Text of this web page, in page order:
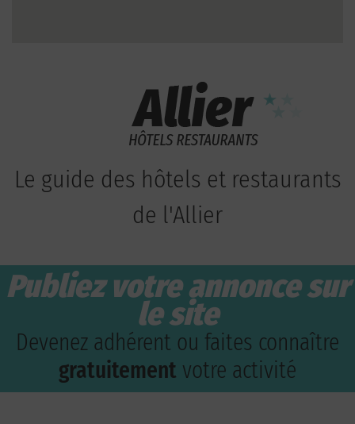
Le guide des hôtels et restaurants
de l'Allier
Publiez votre annonce sur
le site
Devenez adhérent ou faites connaître
gratuitement votre activité